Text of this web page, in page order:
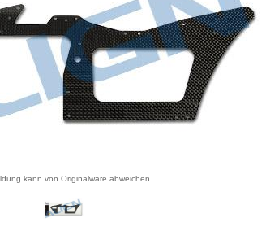
kann von Originalware abweichen